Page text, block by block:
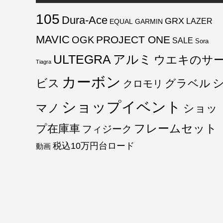
105 Dura-Ace EQUAL GARMIN GRX LAZER
MAVIC OGK PROJECT ONE SALE Sora
Tiagra ULTEGRA アルミ ウエキのサ
ビス カーボン クロモリ グラベル
マノ ショップイベント ショッ
プ在庫車 フィジーク フレームセット
動画 税込10万円台ロード